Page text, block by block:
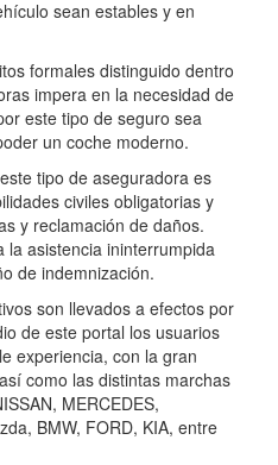
sean estables y en
formales distinguido dentro
impera en la necesidad de
este tipo de seguro sea
un coche moderno.
tipo de aseguradora es
civiles obligatorias y
y reclamación de daños.
la asistencia ininterrumpida
de indemnización.
son llevados a efectos por
de este portal los usuarios
experiencia, con la gran
como las distintas marchas
MERCEDES,
BMW, FORD, KIA, entre